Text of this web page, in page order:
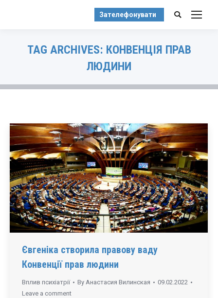
Зателефонувати Search:
TAG ARCHIVES: КОНВЕНЦІЯ ПРАВ
ЛЮДИНИ
Євгеніка створила правову ваду
Конвенції прав людини
Вплив психіатрії By Анастасия Вилинская
09.02.2022
Leave a comment